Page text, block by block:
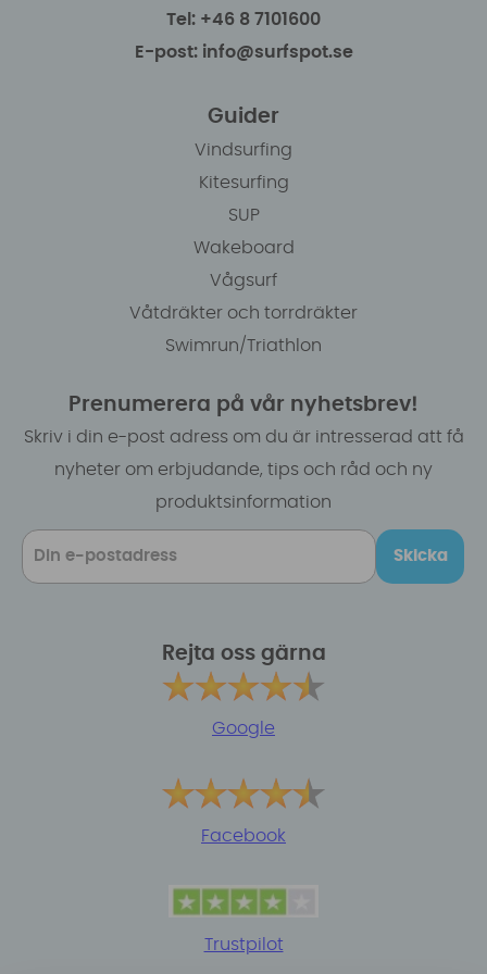
Tel: +46 8 7101600
E-post: info@surfspot.se
Guider
Vindsurfing
Kitesurfing
SUP
Wakeboard
Vågsurf
Våtdräkter och torrdräkter
Swimrun/Triathlon
Prenumerera på vår nyhetsbrev!
Skriv i din e-post adress om du är intresserad att få
nyheter om erbjudande, tips och råd och ny
produktsinformation
Skicka
Rejta oss gärna
Google
Facebook
Trustpilot